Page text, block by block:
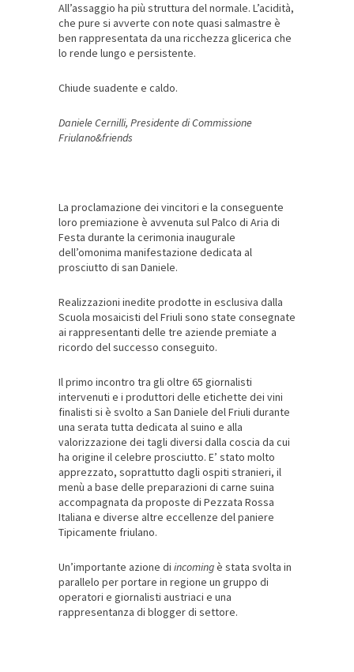
All’assaggio ha più struttura del normale. L’acidità,
che pure si avverte con note quasi salmastre è
ben rappresentata da una ricchezza glicerica che
lo rende lungo e persistente.
Chiude suadente e caldo.
Daniele Cernilli, Presidente di Commissione
Friulano&friends
La proclamazione dei vincitori e la conseguente
loro premiazione è avvenuta sul Palco di Aria di
Festa durante la cerimonia inaugurale
dell’omonima manifestazione dedicata al
prosciutto di san Daniele.
Realizzazioni inedite prodotte in esclusiva dalla
Scuola mosaicisti del Friuli sono state consegnate
ai rappresentanti delle tre aziende premiate a
ricordo del successo conseguito.
Il primo incontro tra gli oltre 65 giornalisti
intervenuti e i produttori delle etichette dei vini
finalisti si è svolto a San Daniele del Friuli durante
una serata tutta dedicata al suino e alla
valorizzazione dei tagli diversi dalla coscia da cui
ha origine il celebre prosciutto. E’ stato molto
apprezzato, soprattutto dagli ospiti stranieri, il
menù a base delle preparazioni di carne suina
accompagnata da proposte di Pezzata Rossa
Italiana e diverse altre eccellenze del paniere
Tipicamente friulano.
Un’importante azione di incomingè stata svolta in
parallelo per portare in regione un gruppo di
operatori e giornalisti austriaci e una
rappresentanza di blogger di settore.